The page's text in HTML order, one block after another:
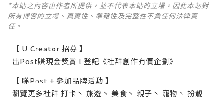
*本站之內容由作者所提供，並不代表本站的立場。因此本站對
所有博客的立場、真實性、準確性及完整性不負任何法律責
任。
【 U Creator 招募 】
出Post賺現金獎賞 l 登記《社群創作有價企劃》
【 睇Post + 參加品牌活動 】
瀏覽更多社群 打卡 丶 旅遊 丶 美食 丶 親子 丶 寵物 丶 扮靚